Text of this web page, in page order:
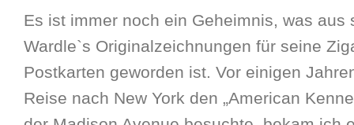
Es ist immer noch ein Geheimnis, was aus
Wardle`s Originalzeichnungen für seine
Postkarten geworden ist. Vor einigen
Reise nach New York den „American